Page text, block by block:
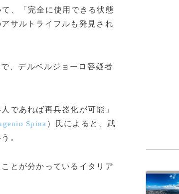
、「完全に使用できる状態
サルトライフルも発見され
、デルベルジョーロ容疑者
であれば再兵器化が可能」
Spina ）氏によると、武
。
とが分かっているイタリア